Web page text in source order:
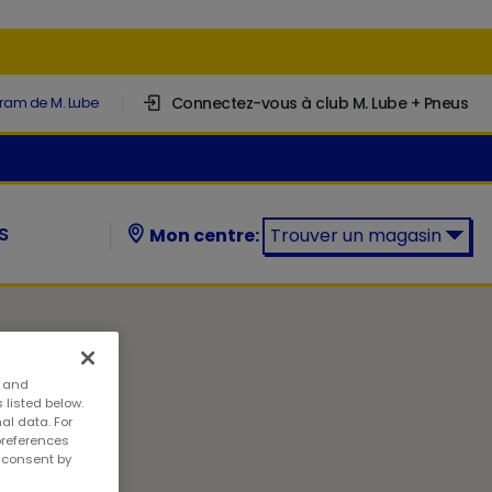
de M. Lube Connectez-vous à club M. Lube + Pneus
Mon centre: Trouver un magasin
and
listed below.
data. For
by